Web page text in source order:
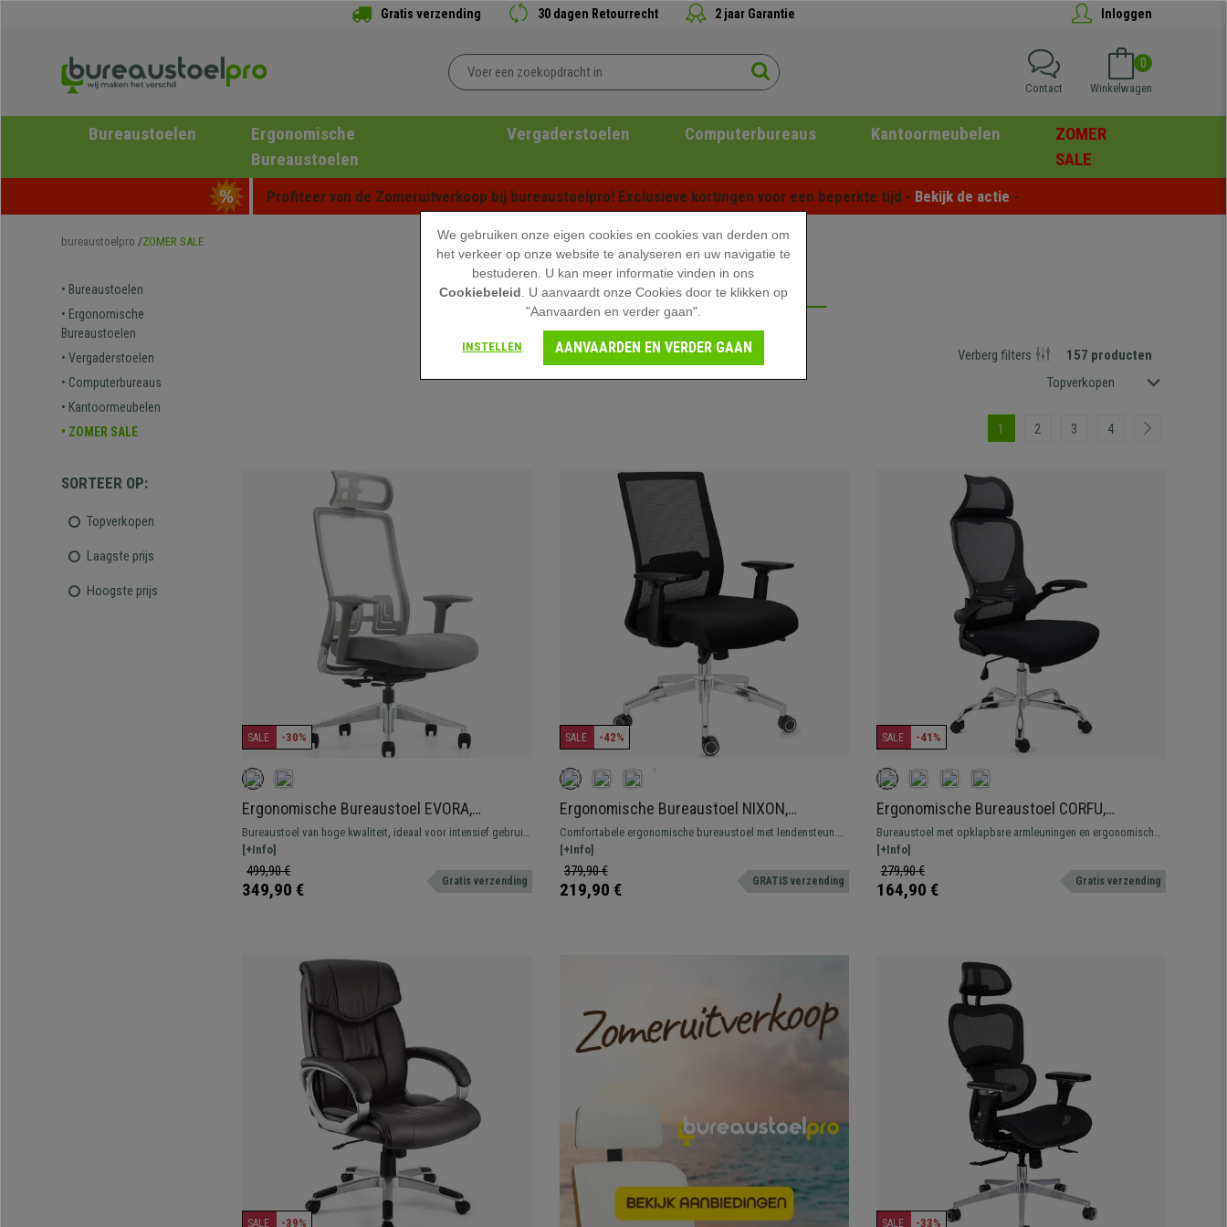
Gratis verzending 30 dagen Retourrecht 2 jaar Garantie Inloggen
0
Winkelwagen
Contact
Bureaustoelen
Ergonomische
Bureaustoelen
Vergaderstoelen Computerbureaus Kantoormeubelen
ZOMER
SALE
Profiteer van de Zomeruitverkoop bij bureaustoelpro! Exclusieve kortingen voor een beperkte tijd - Bekijk de actie -
bureaustoelpro ZOMER SALE
• Bureaustoelen
• Ergonomische
Bureaustoelen
• Vergaderstoelen
• Computerbureaus
• Kantoormeubelen
• ZOMER SALE
SORTEER OP:
Topverkopen
Laagste prijs
Hoogste prijs
ZOMER SALE
Verberg filters
157 producten
Topverkopen
1 2 3 4
SALE -30%
Ergonomische Bureaustoel EVORA,
Diepteverstelling Zitting, Extra fijne Mesh
Rugleuning, Grijs
Bureaustoel van hoge kwaliteit, ideaal voor intensief gebruik.
De stoel combineert een elegant design met eersteklas
afwerkingen en comfort.
[+Info]
499,90 €
349,90 € Gratis verzending
SALE -42%
Ergonomische Bureaustoel NIXON,
Lendensteun, Metalen Onderstel, Gebruik 8
uur, Zwart
Comfortabele ergonomische bureaustoel met lendensteun.
Gemaakt van kwaliteitsmateriaal, ademende mesh-stof en met
metalen onderstel.
[+Info]
379,90 €
219,90 € GRATIS verzending
SALE -41%
Ergonomische Bureaustoel CORFU,
Hoofdsteun, Opklapbare Armleuningen,
Zwart
Bureaustoel met opklapbare armleuningen en ergonomisch
design. Hij beschikt over een lendensteun
[+Info]
279,90 €
164,90 € Gratis verzending
SALE -39% SALE -33%
We gebruiken onze eigen cookies en cookies van derden om
het verkeer op onze website te analyseren en uw navigatie te
bestuderen. U kan meer informatie vinden in ons
Cookiebeleid . U aanvaardt onze Cookies door te klikken op
"Aanvaarden en verder gaan".
INSTELLEN AANVAARDEN EN VERDER GAAN